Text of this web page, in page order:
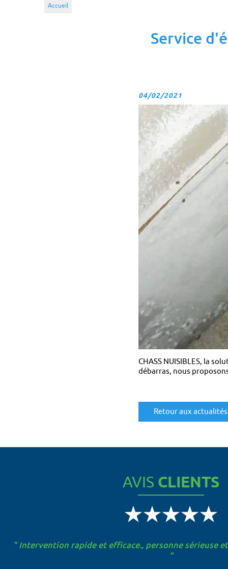
Accueil
Service
04/02/2021
CHASS NUISIBLES, la
débarras, nous
Retour aux actualités
AVIS CLIENTS
" Intervention rapide et efficace., personne sérieuse
"
" Rdv rapide, travail propre, efficace